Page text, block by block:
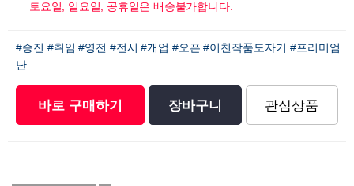
토요일, 일요일, 공휴일은 배송불가합니다.
#승진 #취임 #영전 #전시 #개업 #오픈 #이천작품도자기 #프리미엄
난
바로 구매하기 장바구니 관심상품